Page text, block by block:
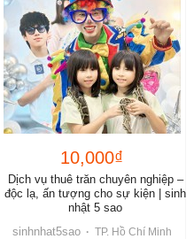
10,000₫
Dịch vụ thuê trăn chuyên nghiệp –
độc lạ, ấn tượng cho sự kiện | sinh
nhật 5 sao
sinhnhat5sao · TP. Hồ Chí Minh